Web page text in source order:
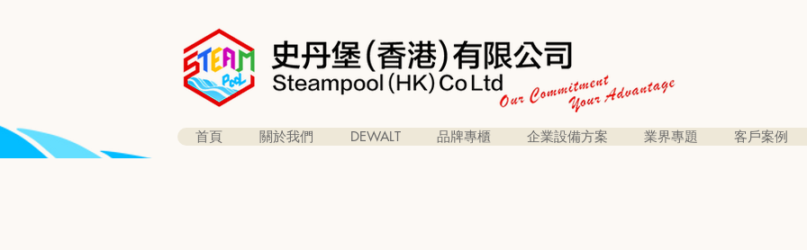
首頁 關於我們 DEWALT 品牌專櫃 企業設備方案 業界專題 客戶案例